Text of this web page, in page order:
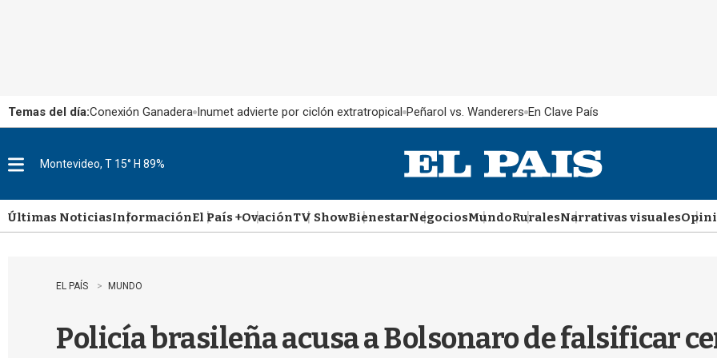
Temas del día:Conexión Ganadera Inumet advierte por ciclón extratropical Peñarol vs. Wanderers En Clave País
u
Montevideo, T 15° H 89%
Últimas NoticiasInformaciónEl País +OvaciónTV ShowBienestarNegociosMundoRuralesNarrativas visuales
EL PAÍS MUNDO
Policía brasileña acusa a Bolsonaro de falsificar